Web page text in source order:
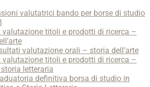
valutatrici bando per borse di studio
valutazione titoli e prodotti di ricerca –
valutazione orali – storia dell’arte
valutazione titoli e prodotti di ricerca –
letteraria
definitiva borsa di studio in